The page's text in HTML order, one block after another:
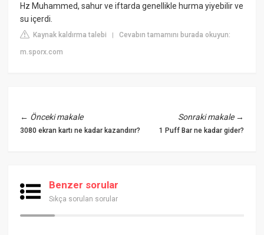
Hz Muhammed, sahur ve iftarda genellikle hurma yiyebilir ve
su içerdi.
Kaynak kaldırma talebi |Cevabın tamamını burada okuyun:
m.sporx.com
← Önceki makale
3080 ekran kartı ne kadar kazandırır?
Sonraki makale→
1 Puff Bar ne kadar gider?
Benzer sorular
Sıkça sorulan sorular